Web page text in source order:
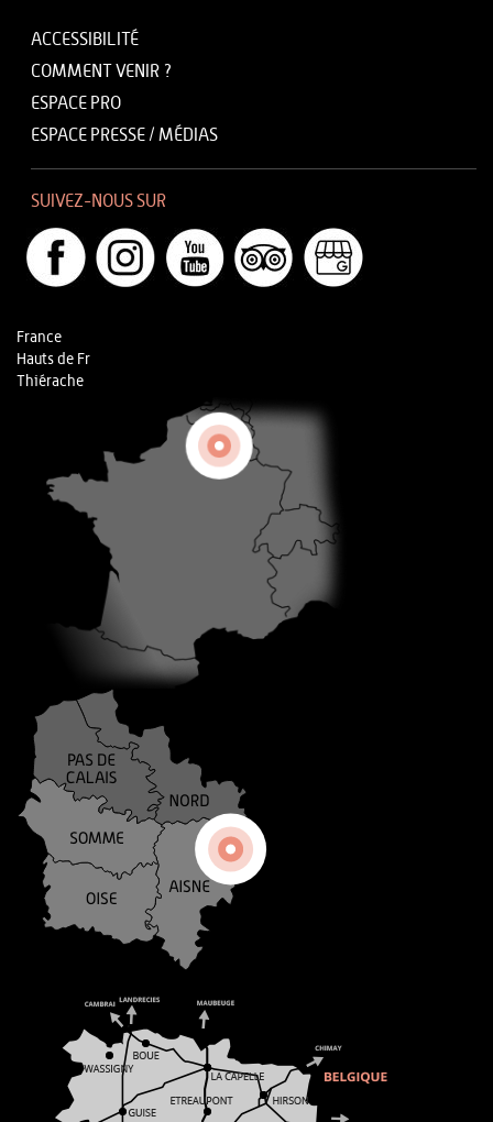
ACCESSIBILITÉ
COMMENT VENIR ?
ESPACE PRO
ESPACE PRESSE / MÉDIAS
SUIVEZ-NOUS SUR
France
Hauts de Fr
Thiérache